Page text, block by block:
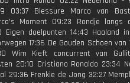
03:37 Blessure Marco van
Moment 09:23 Rondje langs
Eigen doelpunten 14:43 Haaland
17:36 De Gouden Schoen
Wim Kieft concurrent van
20:10 Cristiano Ronaldo 23:34
29:36 Frenkie de Jong 32:27